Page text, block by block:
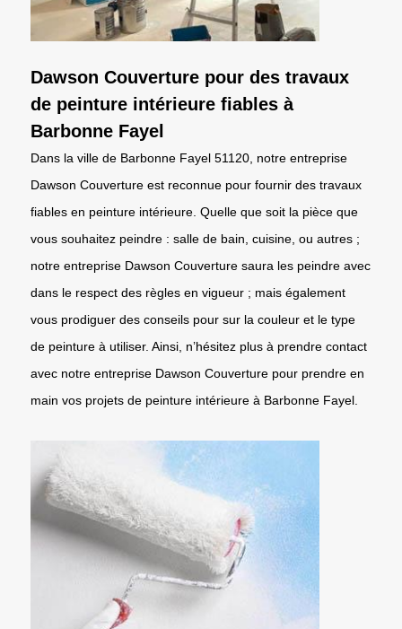
Dawson Couverture pour des travaux
de peinture intérieure fiables à
Barbonne Fayel
Dans la ville de Barbonne Fayel 51120, notre entreprise
Dawson Couverture est reconnue pour fournir des travaux
fiables en peinture intérieure. Quelle que soit la pièce que
vous souhaitez peindre : salle de bain, cuisine, ou autres ;
notre entreprise Dawson Couverture saura les peindre avec
dans le respect des règles en vigueur ; mais également
vous prodiguer des conseils pour sur la couleur et le type
de peinture à utiliser. Ainsi, n’hésitez plus à prendre contact
avec notre entreprise Dawson Couverture pour prendre en
main vos projets de peinture intérieure à Barbonne Fayel.